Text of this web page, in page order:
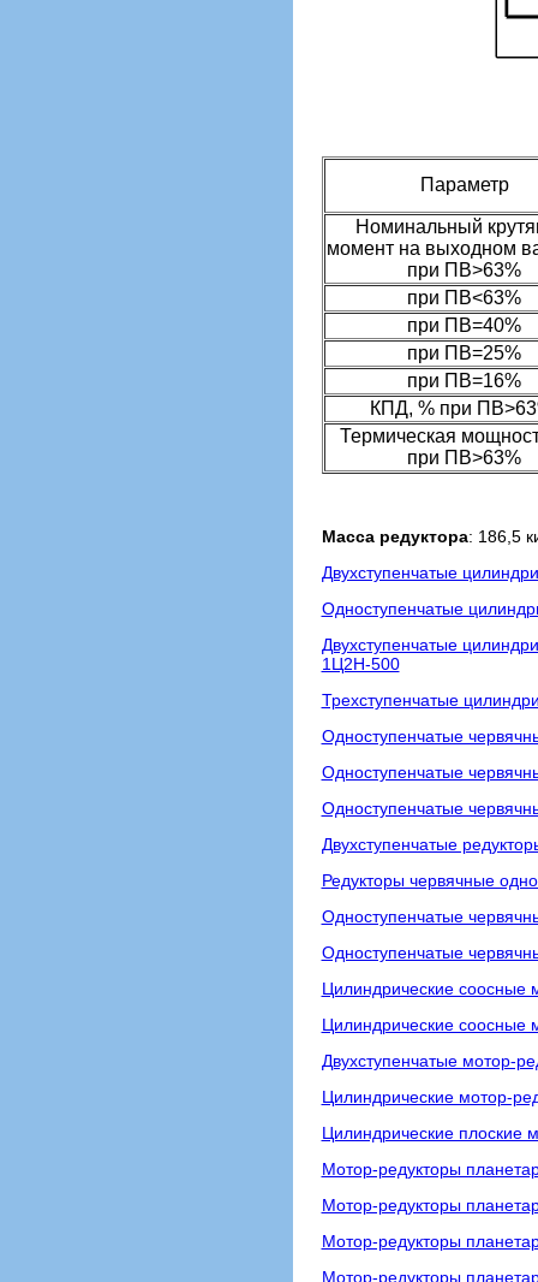
Параметр
Номинальный
момент на выходном
при ПВ>63%
при ПВ<63%
при ПВ=40%
при ПВ=25%
при ПВ=16%
КПД, % при
Термическая
при ПВ>63%
Масса редуктора: 186,5
Двухступенчатые
Одноступенчатые
Двухступенчатые
1Ц2Н-500
Трехступенчатые
Одноступенчатые
Одноступенчатые
Одноступенчатые
Двухступенчатые
Редукторы червячные
Одноступенчатые
Одноступенчатые
Цилиндрические соосные
Цилиндрические соосные
Двухступенчатые
Цилиндрические мотор-
Цилиндрические плоские
Мотор-редукторы
Мотор-редукторы
Мотор-редукторы
Мотор-редукторы